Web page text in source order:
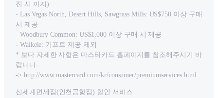
진 시 까지)
- Las Vegas North, Desert Hills, Sawgrass Mills: US$750 이상 구매
시 제공
- Woodbury Common: US$1,000 이상 구매 시 제공
- Waikele: 기프트 제공 제외
* 보다 자세한 사항은 마스타카드 홈페이지를 참조해주시기 바
랍니다.
-> http://www.mastercard.com/kr/consumer/premiumservices.html
신세계면세점(인천공항점) 할인 서비스